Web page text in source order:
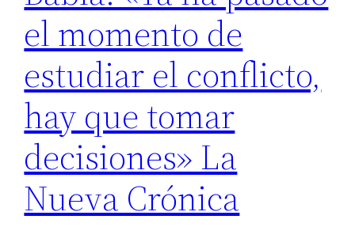
el momento de
estudiar el conflicto,
hay que tomar
decisiones» La
Nueva Crónica